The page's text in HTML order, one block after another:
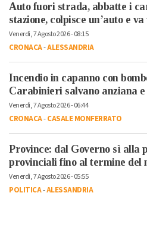
Auto fuori strada, abbatte i
stazione, colpisce un’auto e va
Venerdì, 7 Agosto 2026 - 08:15
CRONACA-ALESSANDRIA
Incendio in capanno con
Carabinieri salvano anziana
Venerdì, 7 Agosto 2026 - 06:44
CRONACA-CASALE MONFERRATO
Province: dal Governo sì alla
provinciali fino al termine del
Venerdì, 7 Agosto 2026 - 05:55
POLITICA-ALESSANDRIA